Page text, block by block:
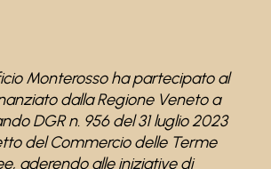
Monterosso ha partecipato al
dalla Regione Veneto a
DGR n. 956 del 31 luglio 2023
del Commercio delle Terme
aderendo alle iniziative di